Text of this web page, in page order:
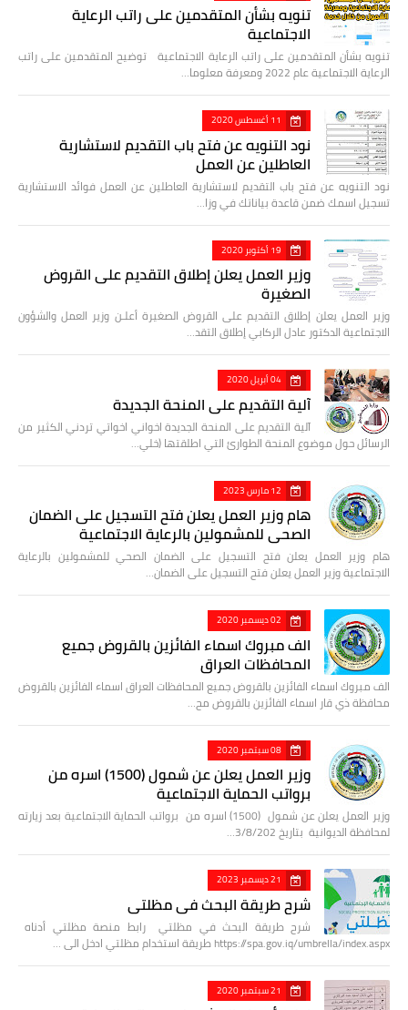
تنويه بشأن المتقدمين على راتب الرعاية
الاجتماعية
تنويه بشأن المتقدمين على راتب الرعاية الاجتماعية توضيح المتقدمين على راتب
الرعاية الاجتماعية عام 2022 ومعرفة معلوما…
11 أغسطس 2020
نود التنويه عن فتح باب التقديم لاستشارية
العاطلين عن العمل
نود التنويه عن فتح باب التقديم لاستشارية العاطلين عن العمل فوائد الاستشارية
تسجيل اسمك ضمن قاعدة بياناتك في وزا…
19 أكتوبر 2020
وزير العمل يعلن إطلاق التقديم على القروض
الصغيرة
وزير العمل يعلن إطلاق التقديم على القروض الصغيرة أعلـن وزير العمل والشؤون
الاجتماعية الدكتور عادل الركابي إطلاق التقد…
04 أبريل 2020
آلية التقديم على المنحة الجديدة
آلية التقديم على المنحة الجديدة اخواني اخواتي تردني الكثير من
الرسائل حول موضوع المنحة الطوارئ التي اطلقتها (خلي…
12 مارس 2023
هام وزير العمل يعلن فتح التسجيل على الضمان
الصحي للمشمولين بالرعاية الاجتماعية
هام وزير العمل يعلن فتح التسجيل على الضمان الصحي للمشمولين بالرعاية
الاجتماعية وزير العمل يعلن فتح التسجيل على الضمان…
02 ديسمبر 2020
الف مبروك اسماء الفائزين بالقروض جميع
المحافظات العراق
الف مبروك اسماء الفائزين بالقروض جميع المحافظات العراق اسماء الفائزين بالقروض
محافظة ذي قار اسماء الفائزين بالقروض مح…
08 سبتمبر 2020
وزير العمل يعلن عن شمول (1500) اسره من
برواتب الحماية الاجتماعية
وزير العمل يعلن عن شمول (1500) اسره من برواتب الحماية الاجتماعية بعد زيارته
لمحافظة الديوانية بتاريخ 3/8/202…
21 ديسمبر 2023
شرح طريقة البحث في مظلتي
شرح طريقة البحث في مظلتي رابط منصة مظلتي أدناه
https://spa.gov.iq/umbrella/index.aspx طريقة استخدام مظلتي ادخل الى …
21 سبتمبر 2020